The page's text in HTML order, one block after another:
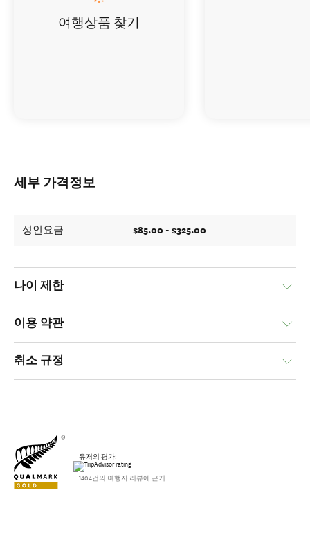
세부 가격정보
성인요금 $85.00 - $325.00
나이 제한
이용 약관
취소 규정
유저의 평가:
1404건의 여행자 리뷰에 근거
여행상품 찾기